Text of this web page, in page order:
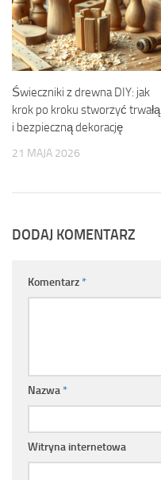
Świeczniki z drewna DIY: jak
krok po kroku stworzyć trwałą
i bezpieczną dekorację
21 MAJA 2026
DODAJ KOMENTARZ
Komentarz*
Nazwa*
Witryna internetowa